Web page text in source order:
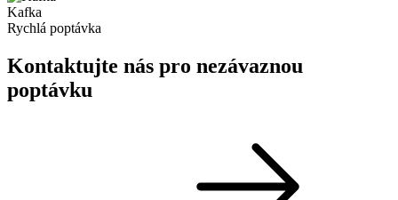
Kafka
Rychlá poptávka
Kontaktujte nás pro nezávaznou
poptávku